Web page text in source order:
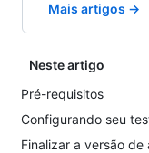
Mais artigos →
Neste artigo
Pré-requisitos
Configurando seu
Finalizar a versão de